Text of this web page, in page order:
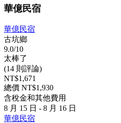
華億民宿
華億民宿
古坑鄉
9.0/10
太棒了
(14 則評論)
NT$1,671
總價 NT$1,930
含稅金和其他費用
8 月 15 日 - 8 月 16 日
華億民宿